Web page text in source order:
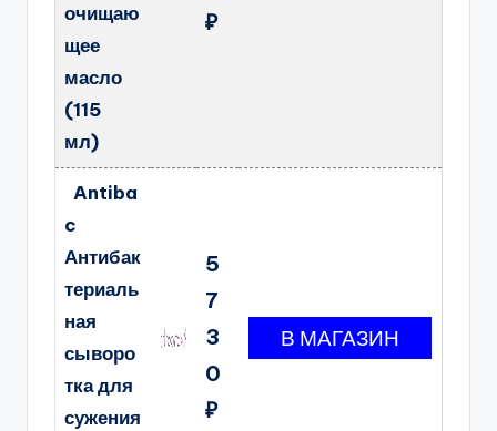
очищаю
щее
масло
(115
мл)
₽
Antiba
c
Антибак
териаль
ная
сыворо
тка для
сужения
5
7
3
0
₽